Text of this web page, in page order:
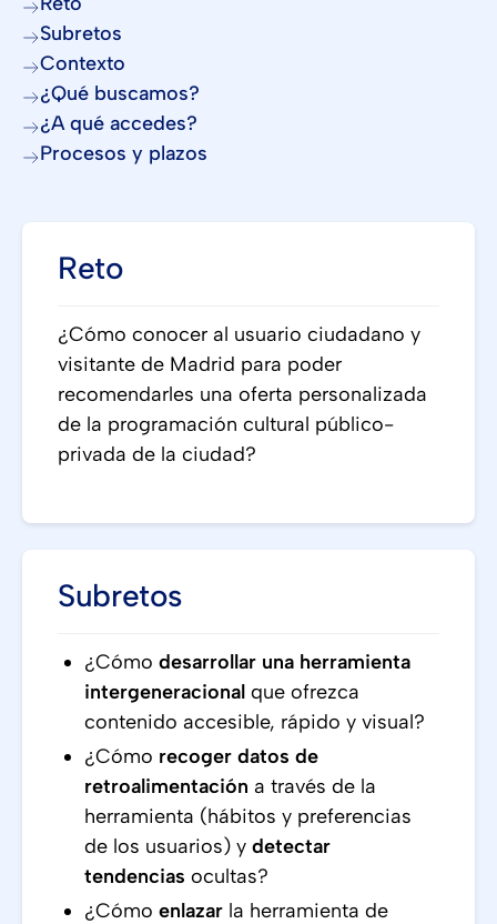
Subretos
Contexto
¿Qué buscamos?
¿A qué accedes?
Procesos y plazos
Reto
¿Cómo conocer al usuario ciudadano y
visitante de Madrid para poder
recomendarles una oferta personalizada
de la programación cultural público-
privada de la ciudad?
Subretos
¿Cómo desarrollar una herramienta
intergeneracional que ofrezca
contenido accesible, rápido y visual?
¿Cómo recoger datos de
retroalimentación a través de la
herramienta (hábitos y preferencias
de los usuarios) y detectar
tendencias ocultas?
¿Cómo enlazar la herramienta de